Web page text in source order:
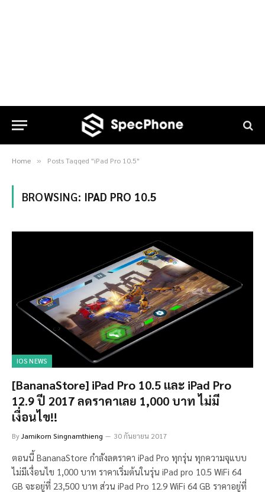
Home » Posts Tagged "iPad Pro 10.5"
BROWSING: IPAD PRO 10.5
IOS NEWS
[BananaStore] iPad Pro 10.5 และ iPad Pro
12.9 ปี 2017 ลดราคาเลย 1,000 บาท ไม่มี
เงื่อนไข!!
ByJamikorn Singnamthieng 30 กันยายน 2017
ตอนนี้ BananaStore กำลังลดราคา iPad Pro ทุกรุ่น ทุกความจุแบบ
ไม่มีเงื่อนไข 1,000 บาท ราคาเริ่มต้นในรุ่น iPad pro 10.5 WiFi 64
GB จะอยู่ที่ 23,500 บาท ส่วน iPad Pro 12.9 WiFi 64 GB ราคาอยู่ที่